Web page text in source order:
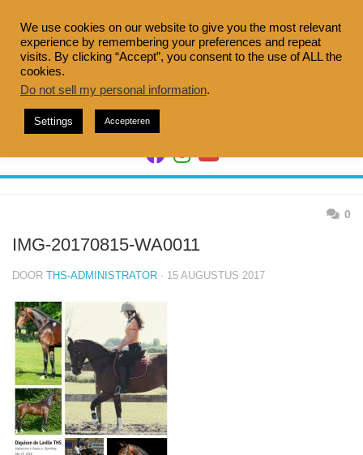
naar
inhoud
0
IMG-20170815-WA0011
DOOR THS-ADMINISTRATOR · 15 AUGUSTUS 2017
We use cookies on our website to give you the most relevant
experience by remembering your preferences and repeat
visits. By clicking “Accept”, you consent to the use of ALL the
cookies.
Do not sell my personal information.
Settings Accepteren